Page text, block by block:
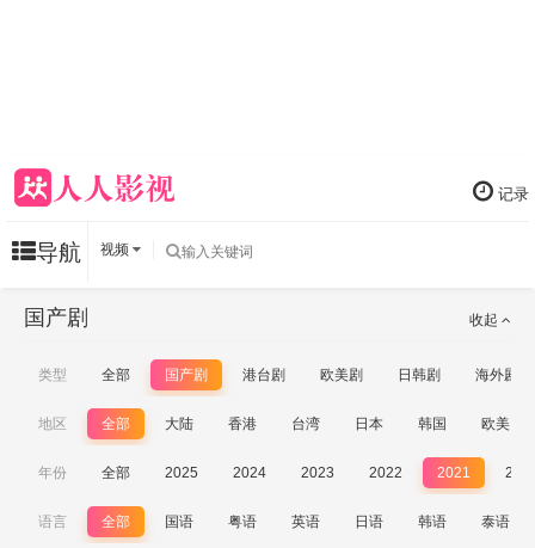
记录
导航 视频
收起
国产剧
类型 全部 国产剧 港台剧 欧美剧 日韩剧 海外剧
地区 全部 大陆 香港 台湾 日本 韩国 欧美
年份 全部 2025 2024 2023 2022 2021
语言 全部 国语 粤语 英语 日语 韩语 泰语